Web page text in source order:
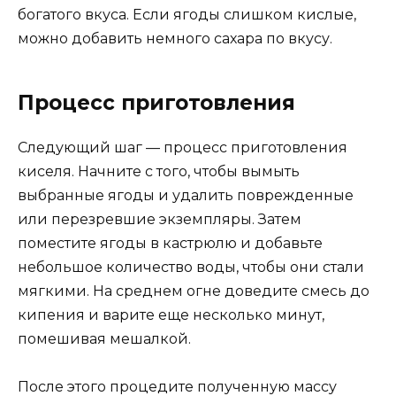
богатого вкуса. Если ягоды слишком кислые,
можно добавить немного сахара по вкусу.
Процесс приготовления
Следующий шаг — процесс приготовления
киселя. Начните с того, чтобы вымыть
выбранные ягоды и удалить поврежденные
или перезревшие экземпляры. Затем
поместите ягоды в кастрюлю и добавьте
небольшое количество воды, чтобы они стали
мягкими. На среднем огне доведите смесь до
кипения и варите еще несколько минут,
помешивая мешалкой.
После этого процедите полученную массу